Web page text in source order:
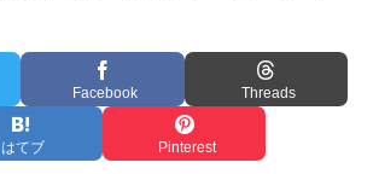
Facebook Threads
はてブ Pinterest